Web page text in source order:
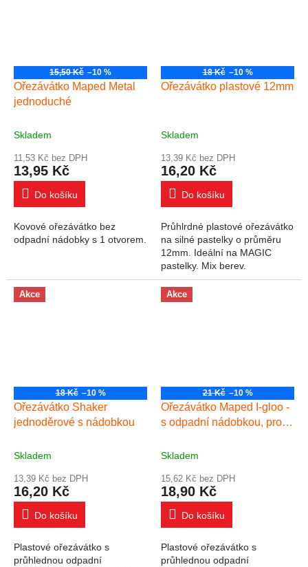
15,50 Kč –10 %
Ořezávátko Maped Metal
jednoduché
Skladem
11,53 Kč bez DPH
13,95 Kč
Do košíku
Kovové ořezávátko bez
odpadní nádobky s 1 otvorem.
18 Kč –10 %
Ořezávátko plastové 12mm
Skladem
13,39 Kč bez DPH
16,20 Kč
Do košíku
Průhlrdné plastové ořezávátko
na silné pastelky o průměru
12mm. Ideální na MAGIC
pastelky. Mix berev.
Akce
18 Kč –10 %
Ořezávátko Shaker
jednoděrové s nádobkou
Skladem
13,39 Kč bez DPH
16,20 Kč
Do košíku
Plastové ořezávátko s
průhlednou odpadní
Akce
21 Kč –10 %
Ořezávátko Maped I-gloo -
s odpadní nádobkou, pro
Skladem
15,62 Kč bez DPH
18,90 Kč
Do košíku
Plastové ořezávátko s
průhlednou odpadní